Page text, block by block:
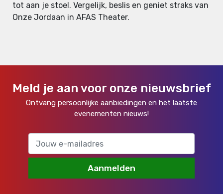
tot aan je stoel. Vergelijk, beslis en geniet straks van
Onze Jordaan in AFAS Theater.
Meld je aan voor onze nieuwsbrief
Ontvang persoonlijke aanbiedingen en het laatste
evenementen nieuws!
Aanmelden